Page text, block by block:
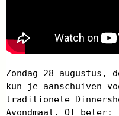
Zondag 28 augustus,
kun je aanschuiven
traditionele
Avondmaal. Of beter: